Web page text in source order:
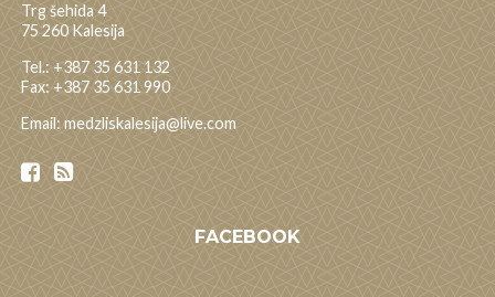
Trg šehida 4
75 260 Kalesija
Tel.: +387 35 631 132
Fax: +387 35 631 990
Email: medzliskalesija@live.com
FACEBOOK